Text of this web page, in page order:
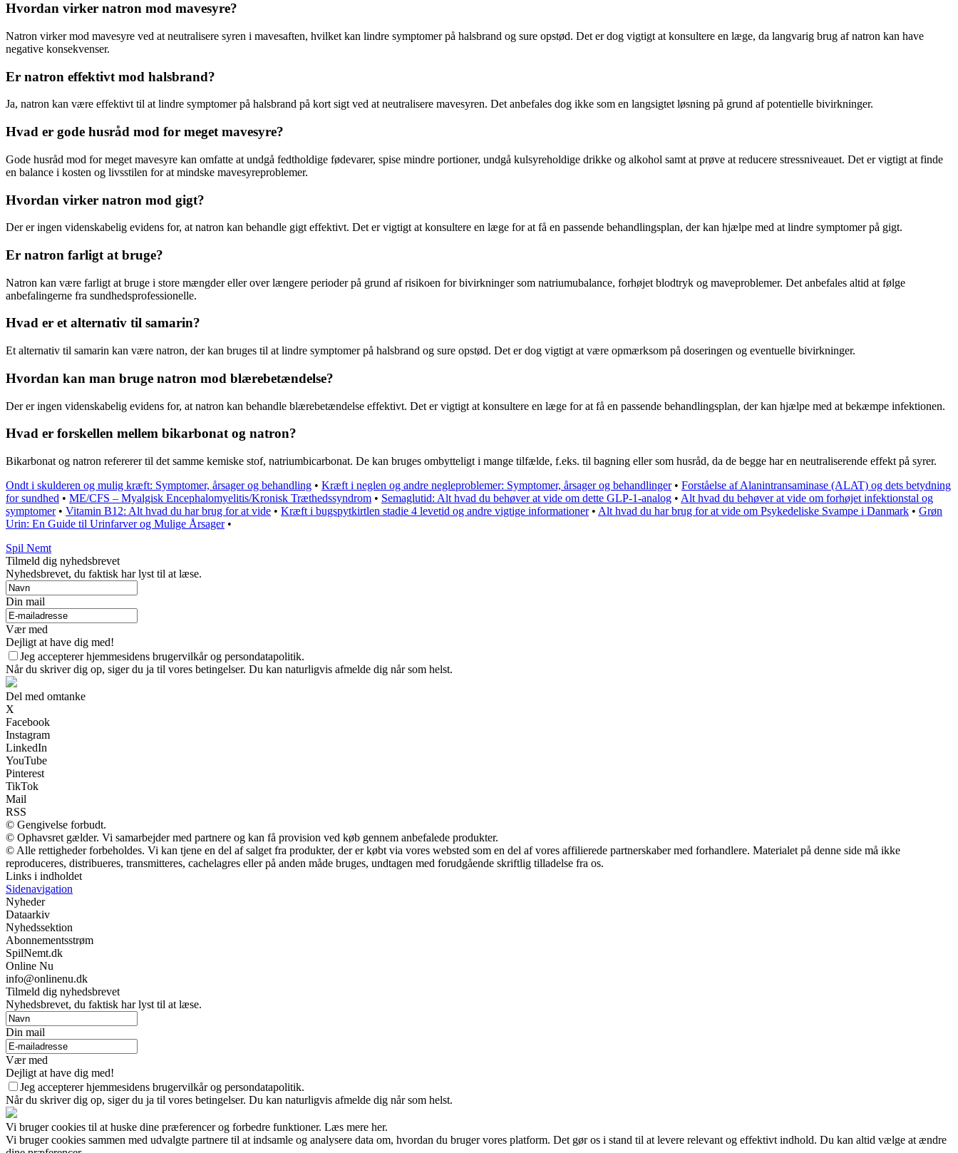
Hvordan virker natron mod mavesyre?
Natron virker mod mavesyre ved at neutralisere syren i mavesaften, hvilket kan lindre symptomer på halsbrand og sure opstød. Det er dog vigtigt at konsultere en læge, da langvarig brug af natron kan have
negative konsekvenser.
Er natron effektivt mod halsbrand?
Ja, natron kan være effektivt til at lindre symptomer på halsbrand på kort sigt ved at neutralisere mavesyren. Det anbefales dog ikke som en langsigtet løsning på grund af potentielle bivirkninger.
Hvad er gode husråd mod for meget mavesyre?
Gode husråd mod for meget mavesyre kan omfatte at undgå fedtholdige fødevarer, spise mindre portioner, undgå kulsyreholdige drikke og alkohol samt at prøve at reducere stressniveauet. Det er vigtigt at finde
en balance i kosten og livsstilen for at mindske mavesyreproblemer.
Hvordan virker natron mod gigt?
Der er ingen videnskabelig evidens for, at natron kan behandle gigt effektivt. Det er vigtigt at konsultere en læge for at få en passende behandlingsplan, der kan hjælpe med at lindre symptomer på gigt.
Er natron farligt at bruge?
Natron kan være farligt at bruge i store mængder eller over længere perioder på grund af risikoen for bivirkninger som natriumubalance, forhøjet blodtryk og maveproblemer. Det anbefales altid at følge
anbefalingerne fra sundhedsprofessionelle.
Hvad er et alternativ til samarin?
Et alternativ til samarin kan være natron, der kan bruges til at lindre symptomer på halsbrand og sure opstød. Det er dog vigtigt at være opmærksom på doseringen og eventuelle bivirkninger.
Hvordan kan man bruge natron mod blærebetændelse?
Der er ingen videnskabelig evidens for, at natron kan behandle blærebetændelse effektivt. Det er vigtigt at konsultere en læge for at få en passende behandlingsplan, der kan hjælpe med at bekæmpe infektionen.
Hvad er forskellen mellem bikarbonat og natron?
Bikarbonat og natron refererer til det samme kemiske stof, natriumbicarbonat. De kan bruges ombytteligt i mange tilfælde, f.eks. til bagning eller som husråd, da de begge har en neutraliserende effekt på syrer.
Ondt i skulderen og mulig kræft: Symptomer, årsager og behandling • Kræft i neglen og andre negleproblemer: Symptomer, årsager og behandlinger• Forståelse af Alanintransaminase (ALAT) og dets betydning
for sundhed • ME/CFS – Myalgisk Encephalomyelitis/Kronisk Træthedssyndrom • Semaglutid: Alt hvad du behøver at vide om dette GLP-1-analog • Alt hvad du behøver at vide om forhøjet infektionstal og
symptomer• Vitamin B12: Alt hvad du har brug for at vide • Kræft i bugspytkirtlen stadie 4 levetid og andre vigtige informationer• Alt hvad du har brug for at vide om Psykedeliske Svampe i Danmark • Grøn
Urin: En Guide til Urinfarver og Mulige Årsager•
Spil Nemt
Tilmeld dig nyhedsbrevet
Nyhedsbrevet, du faktisk har lyst til at læse.
Din mail
Vær med
Dejligt at have dig med!
Jeg accepterer hjemmesidens brugervilkår og persondatapolitik.
Når du skriver dig op, siger du ja til vores betingelser. Du kan naturligvis afmelde dig når som helst.
Del med omtanke
X
Facebook
Instagram
LinkedIn
YouTube
Pinterest
TikTok
Mail
RSS
© Gengivelse forbudt.
© Ophavsret gælder. Vi samarbejder med partnere og kan få provision ved køb gennem anbefalede produkter.
© Alle rettigheder forbeholdes. Vi kan tjene en del af salget fra produkter, der er købt via vores websted som en del af vores affilierede partnerskaber med forhandlere. Materialet på denne side må ikke
reproduceres, distribueres, transmitteres, cachelagres eller på anden måde bruges, undtagen med forudgående skriftlig tilladelse fra os.
Links i indholdet
Sidenavigation
Nyheder
Dataarkiv
Nyhedssektion
Abonnementsstrøm
SpilNemt.dk
Online Nu
info@onlinenu.dk
Tilmeld dig nyhedsbrevet
Nyhedsbrevet, du faktisk har lyst til at læse.
Din mail
Vær med
Dejligt at have dig med!
Jeg accepterer hjemmesidens brugervilkår og persondatapolitik.
Når du skriver dig op, siger du ja til vores betingelser. Du kan naturligvis afmelde dig når som helst.
Vi bruger cookies til at huske dine præferencer og forbedre funktioner. Læs mere her.
Vi bruger cookies sammen med udvalgte partnere til at indsamle og analysere data om, hvordan du bruger vores platform. Det gør os i stand til at levere relevant og effektivt indhold. Du kan altid vælge at ændre